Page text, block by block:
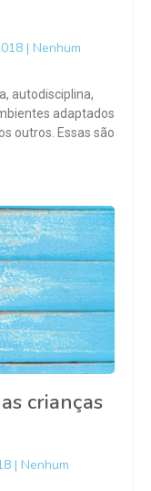
Nenhum
autodisciplina,
adaptados
outros. Essas são
crianças
Nenhum